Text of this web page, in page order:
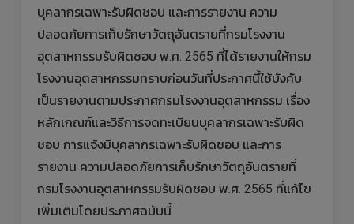
บุคลากรเฉพาะรับผิดชอบ และการรายงาน ความ
ปลอดภัยการเก็บรักษาวัตถุอันตรายที่กรมโรงงาน
อุตสาหกรรมรับผิดชอบ พ.ศ. 2565 ที่ได้รายงานให้กรม
โรงงานอุตสาหกรรมทราบก่อนวันที่ประกาศนี้ใช้บังคับ
เป็นรายงานตามประกาศกรมโรงงานอุตสาหกรรม เรื่อง
หลักเกณฑ์และวิธีการจดทะเบียนบุคลากรเฉพาะรับผิด
ชอบ การแจ้งมีบุคลากรเฉพาะรับผิดชอบ และการ
รายงาน ความปลอดภัยการเก็บรักษาวัตถุอันตรายที่
กรมโรงงานอุตสาหกรรมรับผิดชอบ พ.ศ. 2565 ที่แก้ไข
เพิ่มเติมโดยประกาศฉบับนี้